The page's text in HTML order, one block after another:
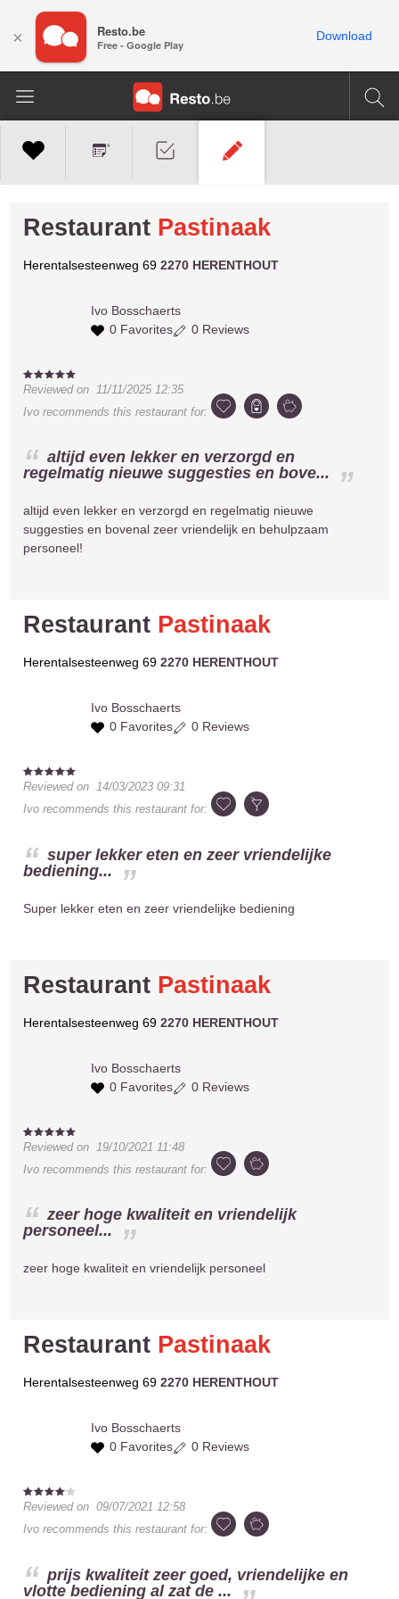
Restaurant Pastinaak
Herentalsesteenweg 692270 HERENTHOUT
Ivo Bosschaerts
0 Favorites
0 Reviews
Reviewed on11/11/2025 12:35
Ivo recommends this restaurant for:
altijd even lekker en verzorgd en
regelmatig nieuwe suggesties en bove...
altijd even lekker en verzorgd en regelmatig nieuwe
suggesties en bovenal zeer vriendelijk en behulpzaam
personeel!
Restaurant Pastinaak
Herentalsesteenweg 692270 HERENTHOUT
Ivo Bosschaerts
0 Favorites
0 Reviews
Reviewed on14/03/2023 09:31
Ivo recommends this restaurant for:
super lekker eten en zeer vriendelijke
bediening...
Super lekker eten en zeer vriendelijke bediening
Restaurant Pastinaak
Herentalsesteenweg 692270 HERENTHOUT
Ivo Bosschaerts
0 Favorites
0 Reviews
Reviewed on
19/10/2021 11:48
Ivo recommends this restaurant for:
zeer hoge kwaliteit en vriendelijk
personeel...
zeer hoge kwaliteit en vriendelijk personeel
Restaurant Pastinaak
Herentalsesteenweg 692270 HERENTHOUT
Ivo Bosschaerts
0 Favorites
0 Reviews
Reviewed on09/07/2021 12:58
Ivo recommends this restaurant for:
prijs kwaliteit zeer goed, vriendelijke en
vlotte bediening al zat de ...
× Resto.be
Free - Google Play
Download